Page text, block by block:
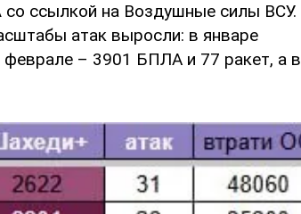
со ссылкой на Воздушные силы ВСУ.
атак выросли: в январе
феврале – 3901 БПЛА и 77 ракет, а в